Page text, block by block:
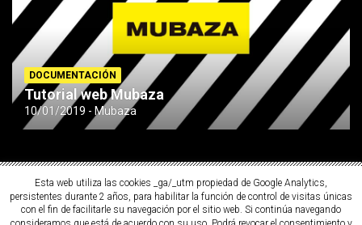
DOCUMENTACIÓN
Tutorial web Mubaza
10/01/2019 Mubaza
Esta web utiliza las cookies _ga/_utm propiedad de Google Analytics,
persistentes durante 2 años, para habilitar la función de control de visitas únicas
con el fin de facilitarle su navegación por el sitio web. Si continúa navegando